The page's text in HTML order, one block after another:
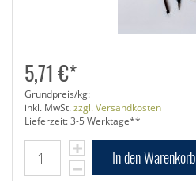
5,71 €*
Grundpreis/kg:
inkl. MwSt.zzgl. Versandkosten
Lieferzeit: 3-5 Werktage**
In den Warenkorb